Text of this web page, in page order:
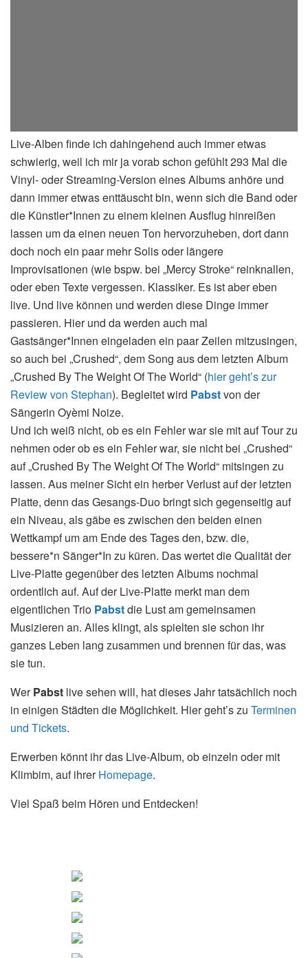
Live-Alben finde ich dahingehend auch immer etwas
schwierig, weil ich mir ja vorab schon gefühlt 293 Mal die
Vinyl- oder Streaming-Version eines Albums anhöre und
dann immer etwas enttäuscht bin, wenn sich die Band oder
die Künstler*Innen zu einem kleinen Ausflug hinreißen
lassen um da einen neuen Ton hervorzuheben, dort dann
doch noch ein paar mehr Solis oder längere
Improvisationen (wie bspw. bei „Mercy Stroke“ reinknallen,
oder eben Texte vergessen. Klassiker. Es ist aber eben
live. Und live können und werden diese Dinge immer
passieren. Hier und da werden auch mal
Gastsänger*Innen eingeladen ein paar Zeilen mitzusingen,
so auch bei „Crushed“, dem Song aus dem letzten Album
„Crushed By The Weight Of The World“ (hier geht’s zur
Review von Stephan). Begleitet wird Pabstvon der
Sängerin Oyèmi Noize.
Und ich weiß nicht, ob es ein Fehler war sie mit auf Tour zu
nehmen oder ob es ein Fehler war, sie nicht bei „Crushed“
auf „Crushed By The Weight Of The World“ mitsingen zu
lassen. Aus meiner Sicht ein herber Verlust auf der letzten
Platte, denn das Gesangs-Duo bringt sich gegenseitig auf
ein Niveau, als gäbe es zwischen den beiden einen
Wettkampf um am Ende des Tages den, bzw. die,
bessere*n Sänger*In zu küren. Das wertet die Qualität der
Live-Platte gegenüber des letzten Albums nochmal
ordentlich auf. Auf der Live-Platte merkt man dem
eigentlichen Trio Pabstdie Lust am gemeinsamen
Musizieren an. Alles klingt, als spielten sie schon ihr
ganzes Leben lang zusammen und brennen für das, was
sie tun.
WerPabst live sehen will, hat dieses Jahr tatsächlich noch
in einigen Städten die Möglichkeit. Hier geht’s zu Terminen
und Tickets.
Erwerben könnt ihr das Live-Album, ob einzeln oder mit
Klimbim, auf ihrerHomepage.
Viel Spaß beim Hören und Entdecken!